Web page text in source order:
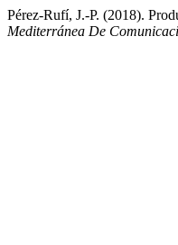
Pérez-Rufí, J.-P. (2018).
Mediterránea De